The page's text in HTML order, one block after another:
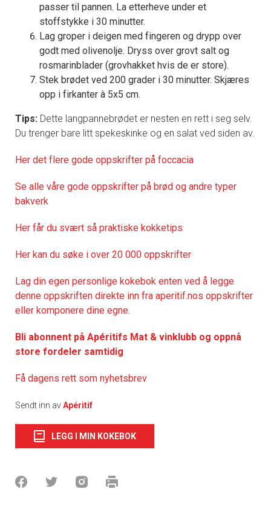
passer til pannen. La etterheve under et
stoffstykke i 30 minutter.
Lag groper i deigen med fingeren og drypp over
godt med olivenolje. Dryss over grovt salt og
rosmarinblader (grovhakket hvis de er store).
Stek brødet ved 200 grader i 30 minutter. Skjæres
opp i firkanter à 5x5 cm.
Tips: Dette langpannebrødet er nesten en rett i seg selv.
Du trenger bare litt spekeskinke og en salat ved siden av.
Her det flere gode oppskrifter på foccacia
Se alle våre gode oppskrifter på brød og andre typer
bakverk
Her får du svært så praktiske kokketips
Her kan du søke i over 20 000 oppskrifter
Lag din egen personlige kokebok enten ved å legge
denne oppskriften direkte inn fra aperitif.nos oppskrifter
eller komponere dine egne.
Bli abonnent på Apéritifs Mat & vinklubb og oppnå
store fordeler samtidig
Få dagens rett som nyhetsbrev
Sendt inn avApéritif
LEGG I MIN KOKEBOK